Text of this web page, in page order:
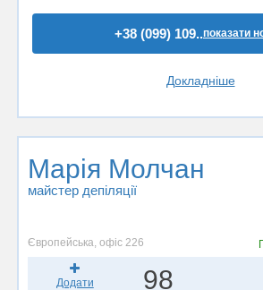
+38 (099) 109..показати
Докладніше
Марія Молчан
майстер депіляції
Європейська, офіс 226
Додати
98